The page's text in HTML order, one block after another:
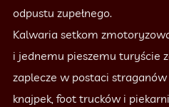
odpustu zupełnego.
Kalwaria setkom
i jednemu pieszemu turyście
zaplecze w postaci
knajpek, foot trucków i